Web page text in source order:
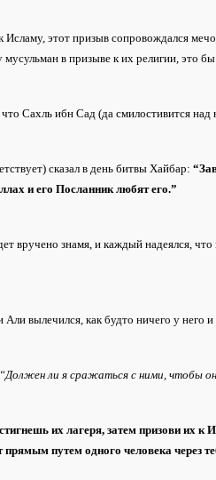
Исламу, этот призыв сопровождался
мусульман в призыве к их религии, это
Сахль ибн Сад (да смилостивится над
сказал в день битвы Хайбар:
и его Посланник любят его.”
вручено знамя, и каждый надеялся,
Али вылечился, как будто ничего у него
“Должен ли я сражаться с ними, чтобы
их лагеря, затем призови их
путем одного человека через